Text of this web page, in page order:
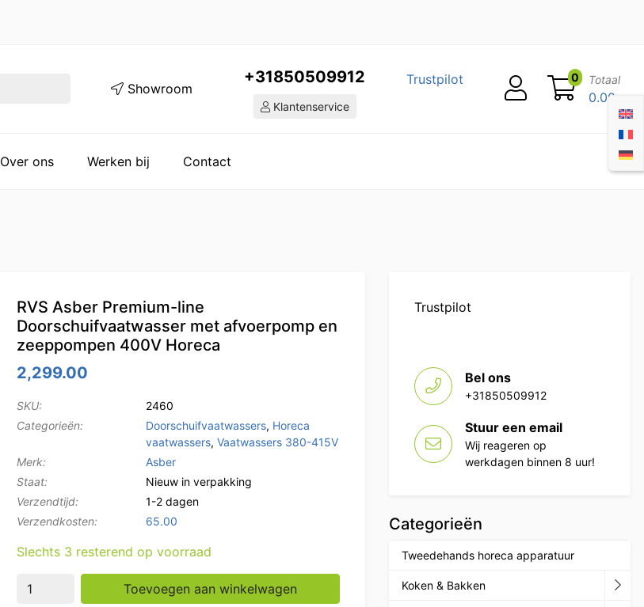
Showroom
+31850509912
Klantenservice
Trustpilot 0 Totaal
0.00
Over ons Werken bij Contact
RVS Asber Premium-line
Doorschuifvaatwasser met afvoerpomp en
zeeppompen 400V Horeca
2,299.00
SKU:
2460
Categorieën:
Doorschuifvaatwassers, Horeca
vaatwassers, Vaatwassers 380-415V
Merk:
Asber
Staat:
Nieuw in verpakking
Verzendtijd:
1-2 dagen
Verzendkosten:
65.00
Slechts 3 resterend op voorraad
RVS Asber Premium-line Doorschuifvaatwasser met afvoerpomp en zeeppompen 400V Horeca aantal
Toevoegen aan winkelwagen
Trustpilot
Bel ons
+31850509912
Stuur een email
Wij reageren op
werkdagen binnen 8 uur!
Categorieën
Tweedehands horeca apparatuur
Koken & Bakken